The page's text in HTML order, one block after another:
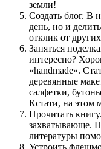
земли!
Создать блог. В
день, но и
отклик от
Заняться
интересно?
«handmade».
деревянные
салфетки,
Кстати, на этом
Прочитать
захватывающе.
литературы
Устроить